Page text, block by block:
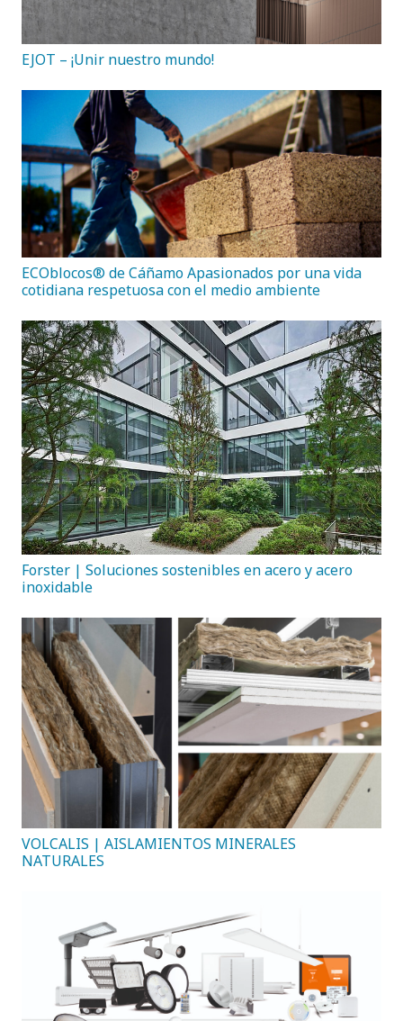
EJOT – ¡Unir nuestro mundo!
ECOblocos® de Cáñamo Apasionados por una vida
cotidiana respetuosa con el medio ambiente
Forster | Soluciones sostenibles en acero y acero
inoxidable
VOLCALIS | AISLAMIENTOS MINERALES
NATURALES